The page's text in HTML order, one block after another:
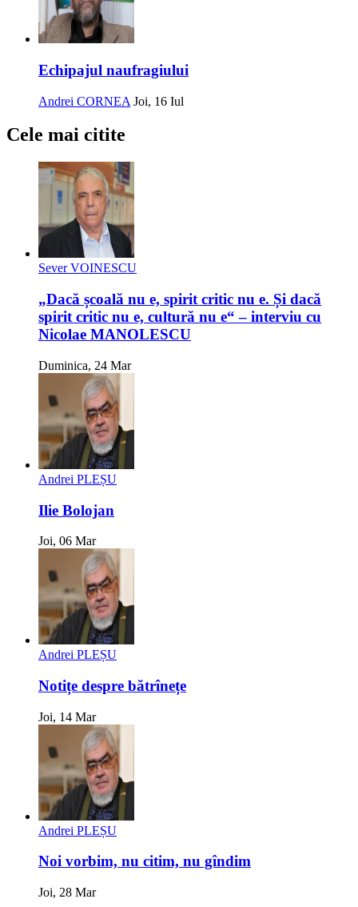
Echipajul naufragiului
Andrei CORNEA Joi, 16 Iul
Cele mai citite
Sever VOINESCU
„Dacă școală nu e, spirit critic nu e. Și dacă
spirit critic nu e, cultură nu e“ – interviu cu
Nicolae MANOLESCU
Duminica, 24 Mar
Andrei PLEȘU
Ilie Bolojan
Joi, 06 Mar
Andrei PLEȘU
Notițe despre bătrînețe
Joi, 14 Mar
Andrei PLEȘU
Noi vorbim, nu citim, nu gîndim
Joi, 28 Mar